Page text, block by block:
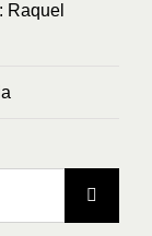
Raquel